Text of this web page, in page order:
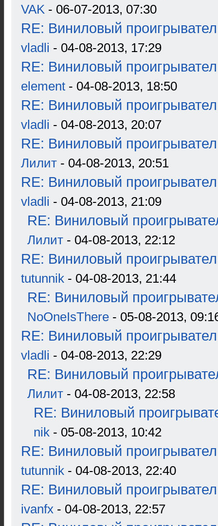
VAK - 06-07-2013, 07:30
RE: Виниловый
vladli - 04-08-2013, 17:29
RE: Виниловый
element - 04-08-2013, 18:50
RE: Виниловый
vladli - 04-08-2013, 20:07
RE: Виниловый
Лилит - 04-08-2013, 20:51
RE: Виниловый
vladli - 04-08-2013, 21:09
RE: Виниловый
Лилит - 04-08-2013, 22:12
RE: Виниловый
tutunnik - 04-08-2013, 21:44
RE: Виниловый
NoOneIsThere - 05-08-2013,
RE: Виниловый
vladli - 04-08-2013, 22:29
RE: Виниловый
Лилит - 04-08-2013, 22:58
RE: Виниловый
nik - 05-08-2013, 10:42
RE: Виниловый
tutunnik - 04-08-2013, 22:40
RE: Виниловый
ivanfx - 04-08-2013, 22:57